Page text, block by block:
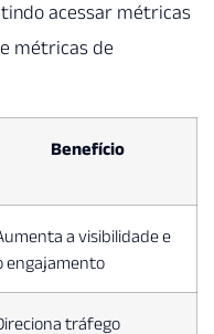
acessar métricas
métricas de
Benefício
a visibilidade e
engajamento
tráfego